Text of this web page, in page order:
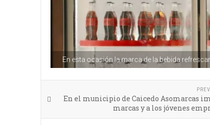
En esta ocasión la marca de la bebida
En el municipio de Caicedo Asomarcas
marcas y a los jóvenes